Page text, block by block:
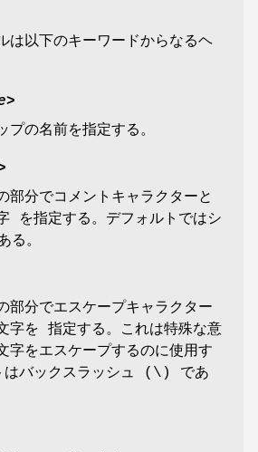
以下のキーワードからなるヘ
>
プの名前を指定する。
部分でコメントキャラクターと
を指定する。デフォルトではシ
。
部分でエスケープキャラクター
字を 指定する。これは特殊な意
字をエスケープするのに使用す
はバックスラッシュ (\) であ